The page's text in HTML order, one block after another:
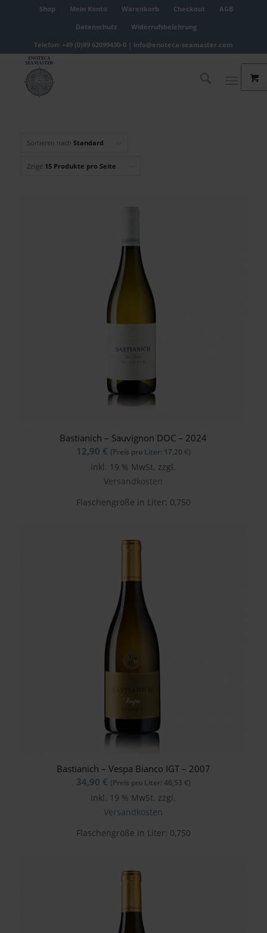
Shop Mein Konto Warenkorb Checkout
AGB
Datenschutz
Widerrufsbelehrung
Telefon: +49 (0)89 62099430-0 | info@enoteca-seamaster.com
Sortieren nach Standard
Zeige 15 Produkte pro Seite
Bastianich – Sauvignon DOC – 2024
12,90 € (Preis pro Liter: 17,20 €)
inkl. 19 % MwSt. zzgl.
Versandkosten
Flaschengröße in Liter: 0,750
Bastianich – Vespa Bianco IGT – 2007
34,90 € (Preis pro Liter: 46,53 €)
inkl. 19 % MwSt. zzgl.
Versandkosten
Flaschengröße in Liter: 0,750